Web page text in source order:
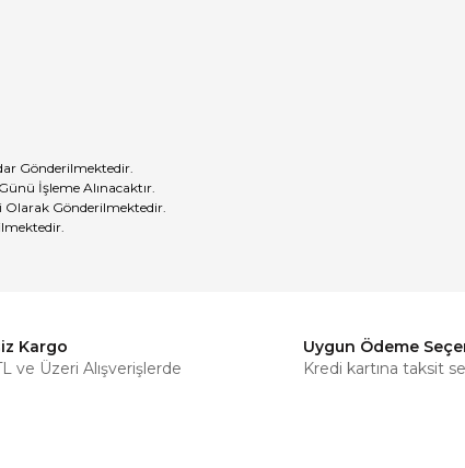
Gönderilmektedir.
İşleme Alınacaktır.
Gönderilmektedir.
Bu ürüne ilk yorumu siz yapın!
Kargo
ve Üzeri Alışverişlerde
Uygun Ödeme
Kredi kartına taksit